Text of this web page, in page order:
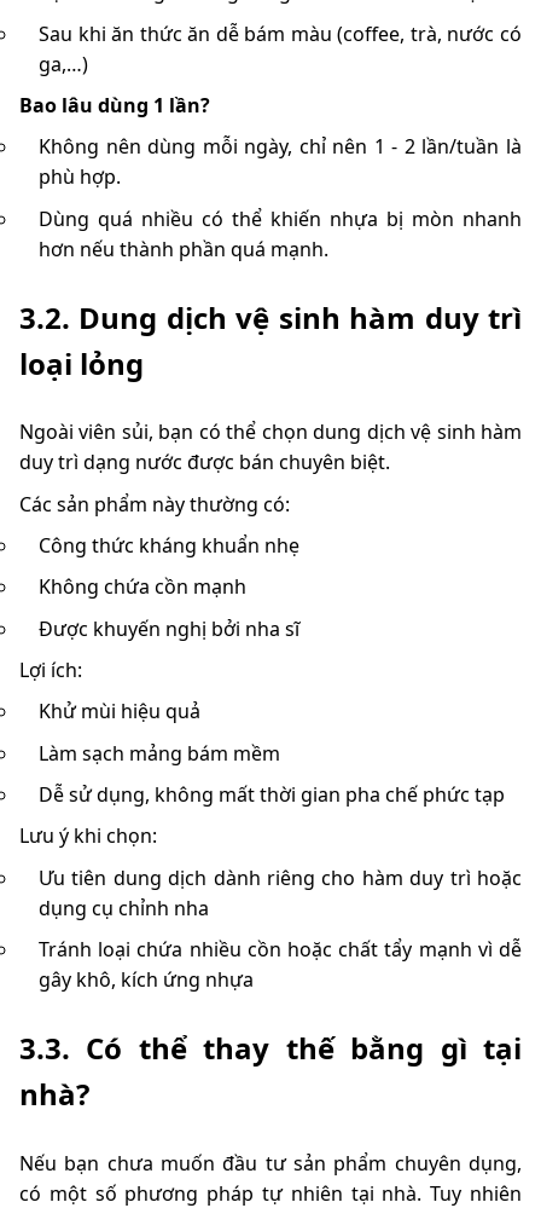
Sau khi ăn thức ăn dễ bám màu (coffee, trà, nước có
ga,…)
Bao lâu dùng 1 lần?
Không nên dùng mỗi ngày, chỉ nên 1 - 2 lần/tuần là
phù hợp.
Dùng quá nhiều có thể khiến nhựa bị mòn nhanh
hơn nếu thành phần quá mạnh.
3.2. Dung dịch vệ sinh hàm duy trì
loại lỏng
Ngoài viên sủi, bạn có thể chọn dung dịch vệ sinh hàm
duy trì dạng nước được bán chuyên biệt.
Các sản phẩm này thường có:
Công thức kháng khuẩn nhẹ
Không chứa cồn mạnh
Được khuyến nghị bởi nha sĩ
Lợi ích:
Khử mùi hiệu quả
Làm sạch mảng bám mềm
Dễ sử dụng, không mất thời gian pha chế phức tạp
Lưu ý khi chọn:
Ưu tiên dung dịch dành riêng cho hàm duy trì hoặc
dụng cụ chỉnh nha
Tránh loại chứa nhiều cồn hoặc chất tẩy mạnh vì dễ
gây khô, kích ứng nhựa
3.3. Có thể thay thế bằng gì tại
nhà?
Nếu bạn chưa muốn đầu tư sản phẩm chuyên dụng,
có một số phương pháp tự nhiên tại nhà. Tuy nhiên